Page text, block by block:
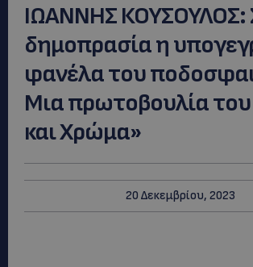
ΙΩΑΝΝΗΣ ΚΟΥΣΟΥΛΟΣ:
δημοπρασία η
φανέλα του
Μια πρωτοβουλία
και Χρώμα»
20 Δεκεμβρίου, 2023